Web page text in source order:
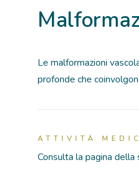
Le malformazioni
profonde che
ATTIVITÀ
Consulta la pagina